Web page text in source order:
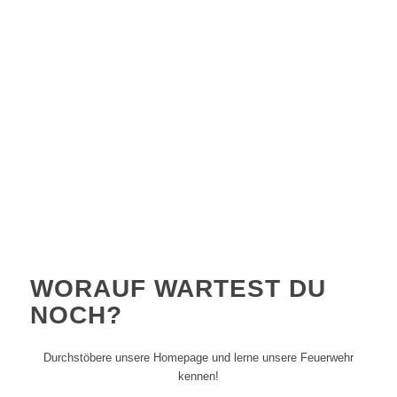
WORAUF WARTEST DU
NOCH?
Durchstöbere unsere Homepage und lerne unsere Feuerwehr
kennen!